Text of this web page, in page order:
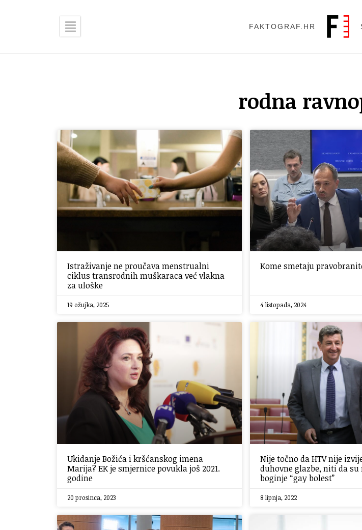
FAKTOGRAF.HR
rodna
Istraživanje ne proučava menstrualni
ciklus transrodnih muškaraca već vlakna
za uloške
19 ožujka, 2025
Kome smetaju
4 listopada, 2024
Ukidanje Božića i kršćanskog imena
Marija? EK je smjernice povukla još 2021.
godine
20 prosinca, 2023
Nije točno da HTV nije
duhovne glazbe, niti da
boginje “gay bolest”
8 lipnja, 2022